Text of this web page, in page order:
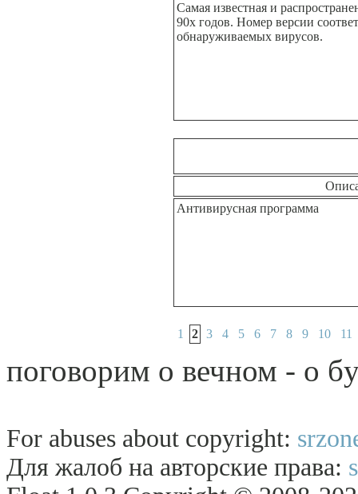
Самая известная и
90х годов. Номер версии
обнаруживаемых вирусов.
Антивирусная программа
1 2 3 4 5 6 7 8 9 10 11
поговоpим о вечном - о
For abuses about copyright:
Для жалоб на авторские права: